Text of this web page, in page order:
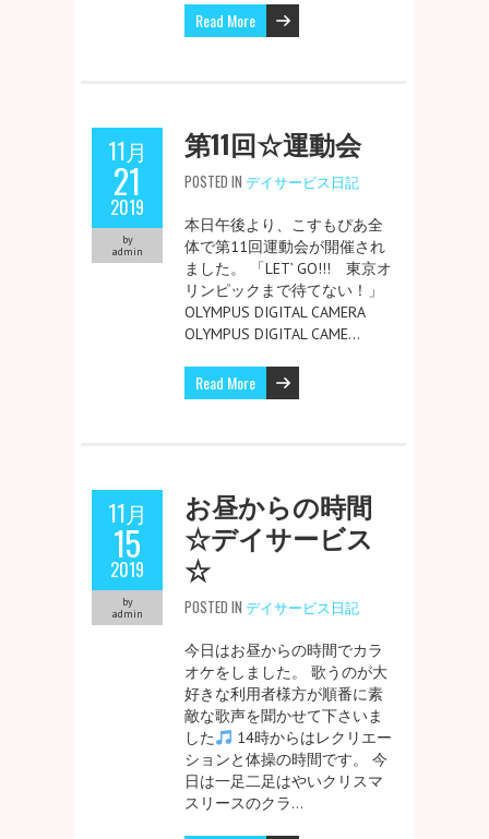
Read More
11月
21
2019
by
admin
第11回☆運動会
POSTED IN デイサービス日記
本日午後より、こすもぴあ全
体で第11回運動会が開催され
ました。 「LET’ GO!!! 東京オ
リンピックまで待てない！」
OLYMPUS DIGITAL CAMERA
OLYMPUS DIGITAL CAME…
Read More
11月
15
2019
by
admin
お昼からの時間
☆デイサービス
☆
POSTED IN デイサービス日記
今日はお昼からの時間でカラ
オケをしました。 歌うのが大
好きな利用者様方が順番に素
敵な歌声を聞かせて下さいま
した
14時からはレクリエー
ションと体操の時間です。 今
日は一足二足はやいクリスマ
スリースのクラ…